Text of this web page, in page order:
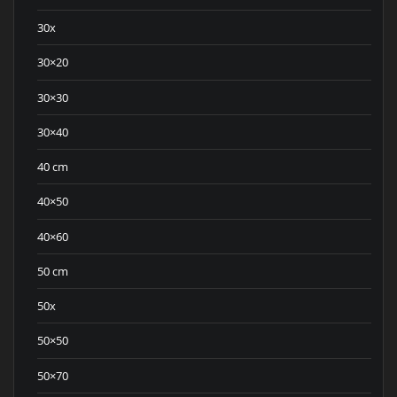
30x
30×20
30×30
30×40
40 cm
40×50
40×60
50 cm
50x
50×50
50×70